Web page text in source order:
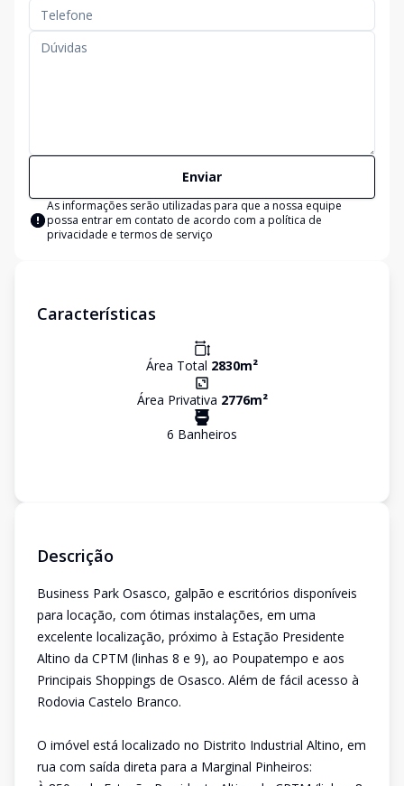
Enviar
As informações serão utilizadas para que a nossa equipe
possa entrar em contato de acordo com a política de
privacidade e termos de serviço
Características
Área Total 2830m²
Área Privativa 2776m²
6 Banheiros
Descrição
Business Park Osasco, galpão e escritórios disponíveis
para locação, com ótimas instalações, em uma
excelente localização, próximo à Estação Presidente
Altino da CPTM (linhas 8 e 9), ao Poupatempo e aos
Principais Shoppings de Osasco. Além de fácil acesso à
Rodovia Castelo Branco.
O imóvel está localizado no Distrito Industrial Altino, em
rua com saída direta para a Marginal Pinheiros: